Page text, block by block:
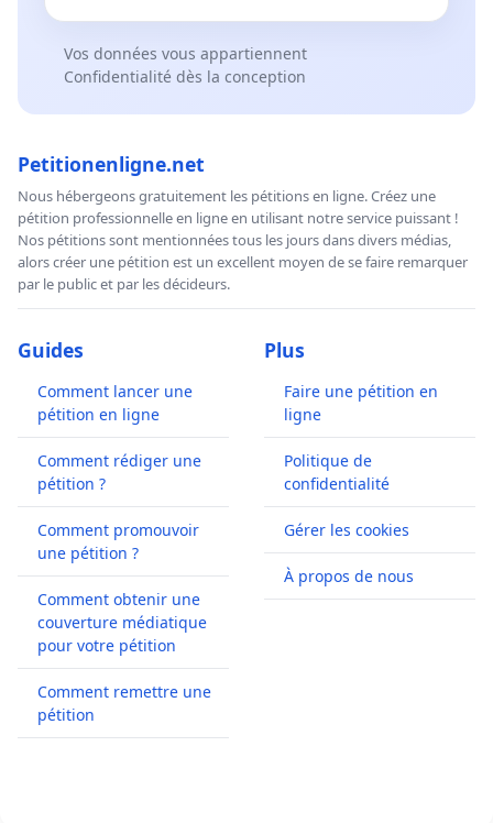
Vos données vous appartiennent
Confidentialité dès la conception
Petitionenligne.net
Nous hébergeons gratuitement les pétitions en ligne. Créez une
pétition professionnelle en ligne en utilisant notre service puissant !
Nos pétitions sont mentionnées tous les jours dans divers médias,
alors créer une pétition est un excellent moyen de se faire remarquer
par le public et par les décideurs.
Guides
Comment lancer une
pétition en ligne
Comment rédiger une
pétition ?
Comment promouvoir
une pétition ?
Comment obtenir une
couverture médiatique
pour votre pétition
Comment remettre une
pétition
Plus
Faire une pétition en
ligne
Politique de
confidentialité
Gérer les cookies
À propos de nous